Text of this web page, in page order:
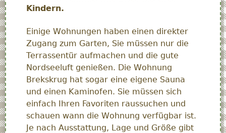
Kindern.
Einige Wohnungen haben einen direkter
Zugang zum Garten, Sie müssen nur die
Terrassentür aufmachen und die gute
Nordseeluft genießen. Die Wohnung
Brekskrug hat sogar eine eigene Sauna
und einen Kaminofen. Sie müssen sich
einfach Ihren Favoriten raussuchen und
schauen wann die Wohnung verfügbar ist.
Je nach Ausstattung, Lage und Größe gibt